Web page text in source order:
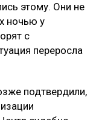
этому. Они не
ночью у
с
переросла
подтвердили,